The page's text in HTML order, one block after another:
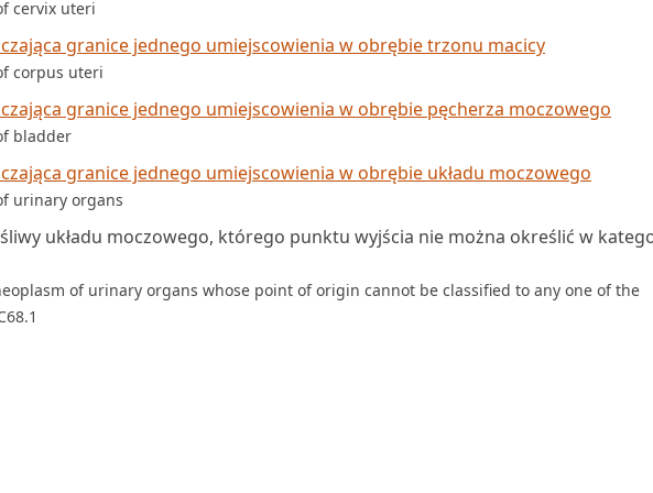
cervix uteri
granice jednego umiejscowienia w obrębie trzonu macicy
corpus uteri
granice jednego umiejscowienia w obrębie pęcherza moczowego
bladder
granice jednego umiejscowienia w obrębie układu moczowego
urinary organs
układu moczowego, którego punktu wyjścia nie można określić w
of urinary organs whose point of origin cannot be classified to any one of the